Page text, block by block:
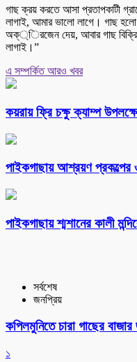
গাছ ক্রয় করতে আসা প্রতাপকাটী
লাগাই, আমার ভালো লাগে। গাছ
অক্্িরজেন দেয়, আবার গাছ বিক্রি
লাগাই।”
এ সম্পর্কিত আরও খবর
কয়রায় ফ্রি চক্ষু ক্যাম্প
পাইকগাছায় আশ্রয়ণ প্রকল্পের
পাইকগাছায় শ্মশানের কালী
সর্বশেষ
জনপ্রিয়
কপিলমুনিতে চারা গাছের
১